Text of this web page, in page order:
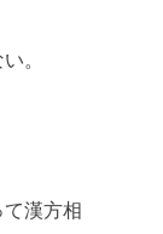
。
漢方相